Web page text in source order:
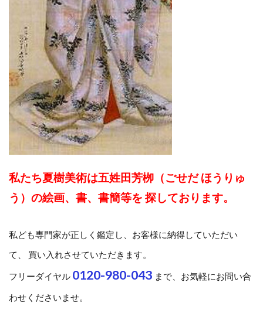
私たち夏樹美術は五姓田芳栁（ごせだ ほうりゅ
う）の絵画、書、書簡等を 探しております。
私ども専門家が正しく鑑定し、お客様に納得していただい
て、 買い入れさせていただきます。
フリーダイヤル 0120-980-043 まで、お気軽にお問い合
わせくださいませ。